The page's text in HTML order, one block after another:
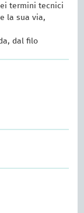
termini tecnici
la sua via,
dal filo